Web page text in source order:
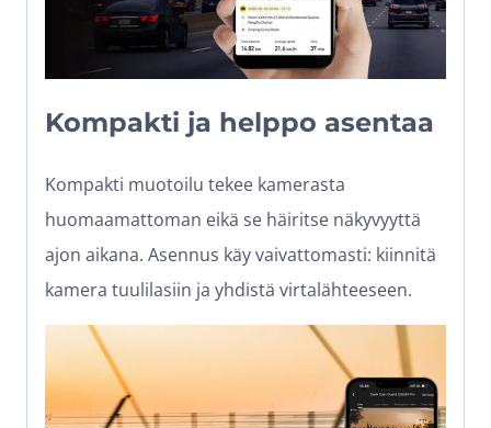
Kompakti ja helppo asentaa
Kompakti muotoilu tekee kamerasta
huomaamattoman eikä se häiritse näkyvyyttä
ajon aikana. Asennus käy vaivattomasti: kiinnitä
kamera tuulilasiin ja yhdistä virtalähteeseen.